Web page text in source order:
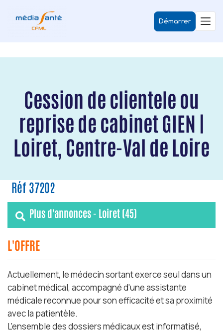
Démarrer
Cession de clientele ou
reprise de cabinet GIEN |
Loiret, Centre-Val de Loire
Réf 37202
Plus d'annonces - Loiret (45)
L'OFFRE
Actuellement, le médecin sortant exerce seul dans un
cabinet médical, accompagné d'une assistante
médicale reconnue pour son efficacité et sa proximité
avec la patientèle.
L'ensemble des dossiers médicaux est informatisé,